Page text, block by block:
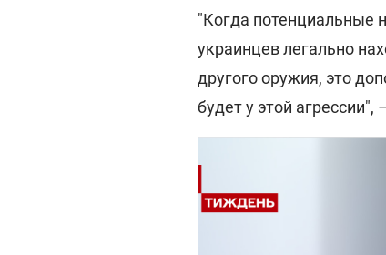
"Когда потенциальные
украинцев легально
другого оружия, это
будет у этой агрессии",